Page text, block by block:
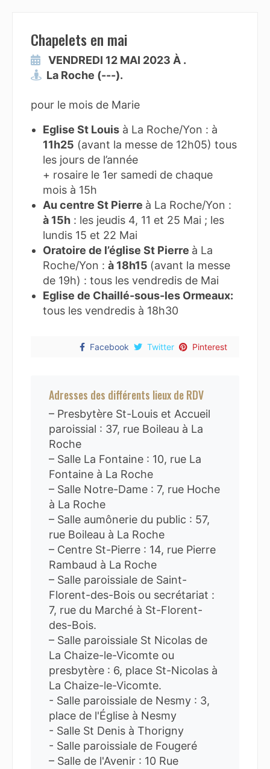
Chapelets en mai
VENDREDI 12 MAI 2023 À .
La Roche (---).
pour le mois de Marie
Eglise St Louis à La Roche/Yon : à
11h25 (avant la messe de 12h05) tous
les jours de l’année
+ rosaire le 1er samedi de chaque
mois à 15h
Au centre St Pierre à La Roche/Yon :
à 15h : les jeudis 4, 11 et 25 Mai ; les
lundis 15 et 22 Mai
Oratoire de l’église St Pierre à La
Roche/Yon : à 18h15 (avant la messe
de 19h) : tous les vendredis de Mai
Eglise de Chaillé-sous-les Ormeaux:
tous les vendredis à 18h30
Facebook Twitter Pinterest
Adresses des différents lieux de RDV
– Presbytère St-Louis et Accueil
paroissial : 37, rue Boileau à La
Roche
– Salle La Fontaine : 10, rue La
Fontaine à La Roche
– Salle Notre-Dame : 7, rue Hoche
à La Roche
– Salle aumônerie du public : 57,
rue Boileau à La Roche
– Centre St-Pierre : 14, rue Pierre
Rambaud à La Roche
– Salle paroissiale de Saint-
Florent-des-Bois ou secrétariat :
7, rue du Marché à St-Florent-
des-Bois.
– Salle paroissiale St Nicolas de
La Chaize-le-Vicomte ou
presbytère : 6, place St-Nicolas à
La Chaize-le-Vicomte.
- Salle paroissiale de Nesmy : 3,
place de l'Église à Nesmy
- Salle St Denis à Thorigny
- Salle paroissiale de Fougeré
– Salle de l'Avenir : 10 Rue